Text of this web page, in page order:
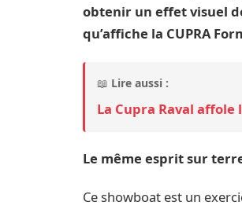
obtenir un effet visuel
qu’affiche la CUPRA
📖 Lire aussi :
La Cupra Raval
Le même esprit sur
Ce showboat est un